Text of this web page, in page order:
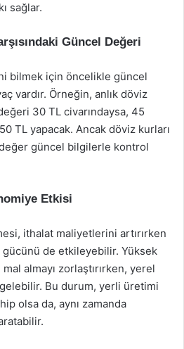
sağlar.
Güncel Değeri
bilmek için öncelikle güncel
vardır. Örneğin, anlık döviz
30 TL civarındaysa, 45
TL yapacak. Ancak döviz kurları
güncel bilgilerle kontrol
Etkisi
ithalat maliyetlerini artırırken
de etkileyebilir. Yüksek
almayı zorlaştırırken, yerel
Bu durum, yerli üretimi
olsa da, aynı zamanda